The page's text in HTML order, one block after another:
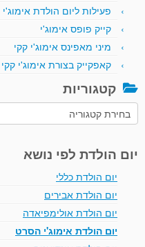
פעילות ליום הולדת אימוג'י
קייק פופס אימוג'י
מיני מאפינס אימוג'י קקי
קאפקייק בצורת אימוג'י קקי
קטגוריות
קטגוריות
יום הולדת לפי נושא
יום הולדת כללי
יום הולדת אבירים
יום הולדת אולימפיאדה
יום הולדת אימוג'י הסרט